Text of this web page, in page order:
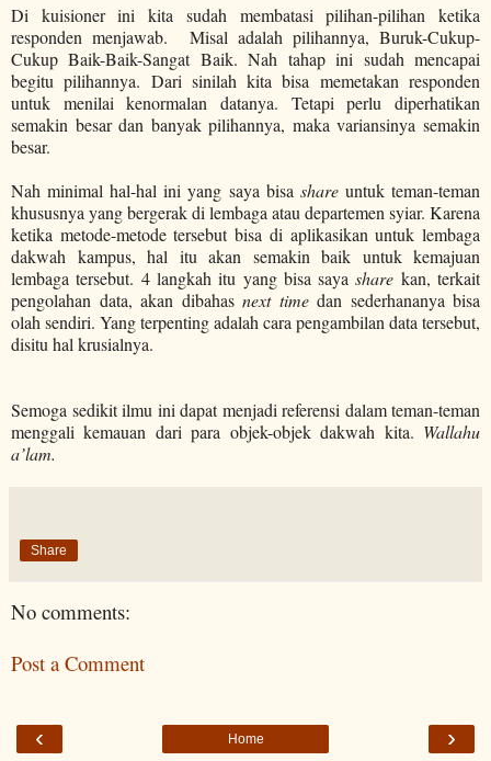
Di kuisioner ini kita sudah membatasi pilihan-pilihan ketika
responden menjawab. Misal adalah pilihannya, Buruk-Cukup-
Cukup Baik-Baik-Sangat Baik. Nah tahap ini sudah mencapai
begitu pilihannya. Dari sinilah kita bisa memetakan responden
untuk menilai kenormalan datanya. Tetapi perlu diperhatikan
semakin besar dan banyak pilihannya, maka variansinya semakin
besar.
Nah minimal hal-hal ini yang saya bisa shareuntuk teman-teman
khususnya yang bergerak di lembaga atau departemen syiar. Karena
ketika metode-metode tersebut bisa di aplikasikan untuk lembaga
dakwah kampus, hal itu akan semakin baik untuk kemajuan
lembaga tersebut. 4 langkah itu yang bisa sayashare kan, terkait
pengolahan data, akan dibahas next timedan sederhananya bisa
olah sendiri. Yang terpenting adalah cara pengambilan data tersebut,
disitu hal krusialnya.
Semoga sedikit ilmu ini dapat menjadi referensi dalam teman-teman
menggali kemauan dari para objek-objek dakwah kita. Wallahu
a’lam.
Share
No comments:
Post a Comment
‹ ›
Home